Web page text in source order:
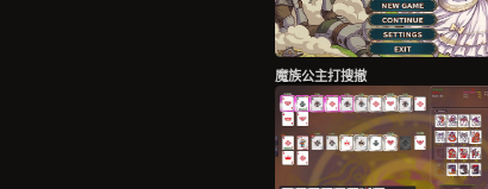
魔族公主打搜撤